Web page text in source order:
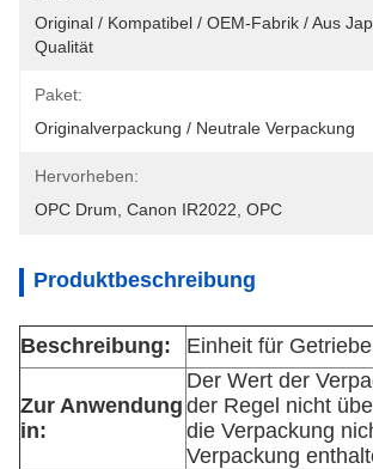
Original / Kompatibel / OEM-Fabrik / Aus
Qualität
Paket:
Originalverpackung / Neutrale Verpackung
Hervorheben:
OPC Drum Canon IR2022 OPC
Produktbeschreibung
Beschreibung: Einheit für
Zur Anwendung
in:
Der Wert der
der Regel nicht
die Verpackung
Verpackung